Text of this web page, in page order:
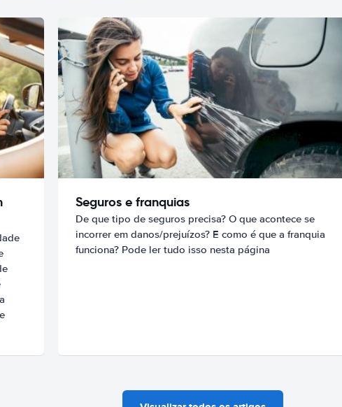
Seguros e franquias
De que tipo de seguros precisa? O que acontece se
incorrer em danos/prejuízos? E como é que a franquia
funciona? Pode ler tudo isso nesta página